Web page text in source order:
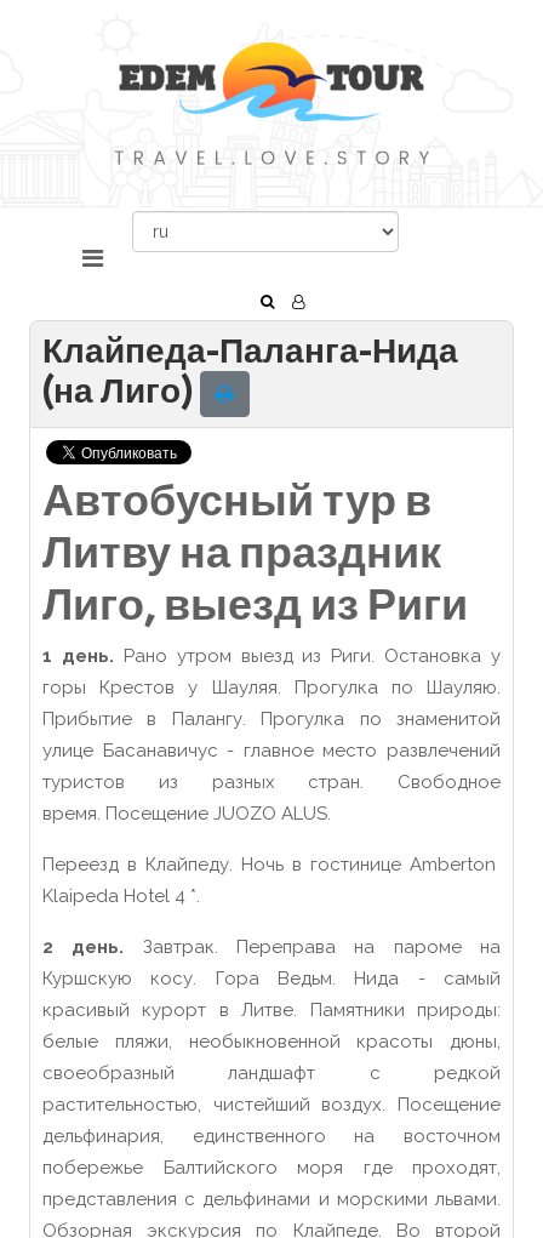
Клайпеда-Паланга-Нида
(на Лиго)
Автобусный тур в
Литву на праздник
Лиго, выезд из Риги
1 день. Рано утром выезд из Риги. Остановка у
горы Крестов у Шауляя. Прогулка по Шауляю.
Прибытие в Палангу. Прогулка по знаменитой
улице Басанавичус - главное место развлечений
туристов из разных стран. Свободное
время. Посещение JUOZO ALUS.
Переезд в Клайпеду. Ночь в гостинице Amberton
Klaipeda Hotel 4 *.
2 день. Завтрак. Переправа на пароме на
Куршскую косу. Гора Ведьм. Нида - самый
красивый курорт в Литве. Памятники природы:
белые пляжи, необыкновенной красоты дюны,
своеобразный ландшафт с редкой
растительностью, чистейший воздух. Посещение
дельфинария, единственного на восточном
побережье Балтийского моря где проходят,
представления с дельфинами и морскими львами.
Обзорная экскурсия по Клайпеде. Во второй